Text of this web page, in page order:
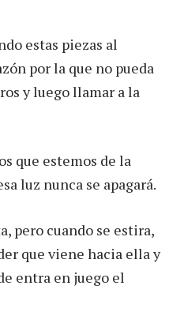
estas piezas al
por la que no pueda
y luego llamar a la
que estemos de la
luz nunca se apagará.
pero cuando se estira,
que viene hacia ella y
entra en juego el